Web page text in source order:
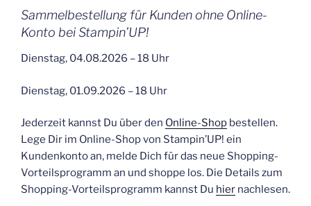
Sammelbestellung für Kunden ohne Online-
Konto bei Stampin’UP!
Dienstag, 04.08.2026 – 18 Uhr
Dienstag, 01.09.2026 – 18 Uhr
Jederzeit kannst Du über den Online-Shop bestellen.
Lege Dir im Online-Shop von Stampin’UP! ein
Kundenkonto an, melde Dich für das neue Shopping-
Vorteilsprogramm an und shoppe los. Die Details zum
Shopping-Vorteilsprogramm kannst Du hier nachlesen.